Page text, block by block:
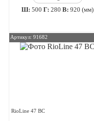
Ш:500 Г:280 В:920 (мм)
Артикул: 91682
RioLine 47 ВС